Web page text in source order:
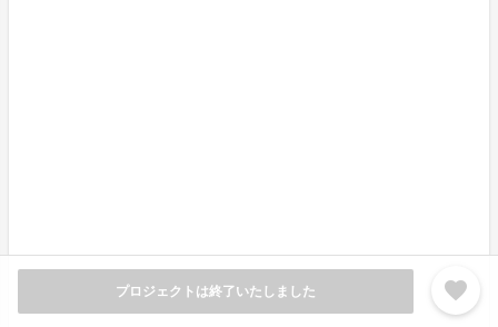
プロジェクトは終了いたしました favorite